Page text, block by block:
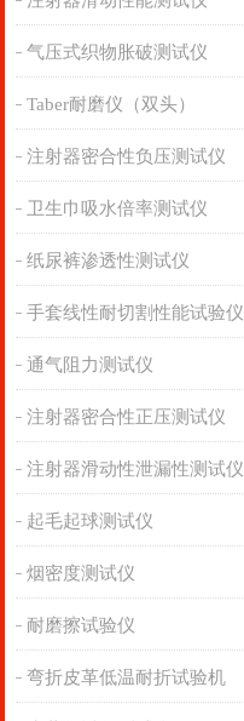
气压式织物胀破测试仪
Taber耐磨仪（双头）
注射器密合性负压测试仪
卫生巾吸水倍率测试仪
纸尿裤渗透性测试仪
手套线性耐切割性能试验仪
通气阻力测试仪
注射器密合性正压测试仪
注射器滑动性泄漏性测试仪
起毛起球测试仪
烟密度测试仪
耐磨擦试验仪
弯折皮革低温耐折试验机